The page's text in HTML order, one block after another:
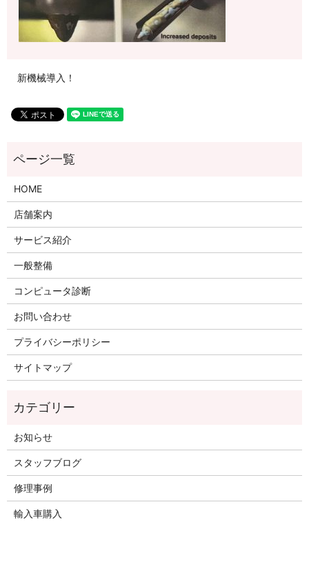
新機械導入！
HOME
店舗案内
サービス紹介
一般整備
コンピュータ診断
お問い合わせ
プライバシーポリシー
サイトマップ
お知らせ
スタッフブログ
修理事例
輸入車購入